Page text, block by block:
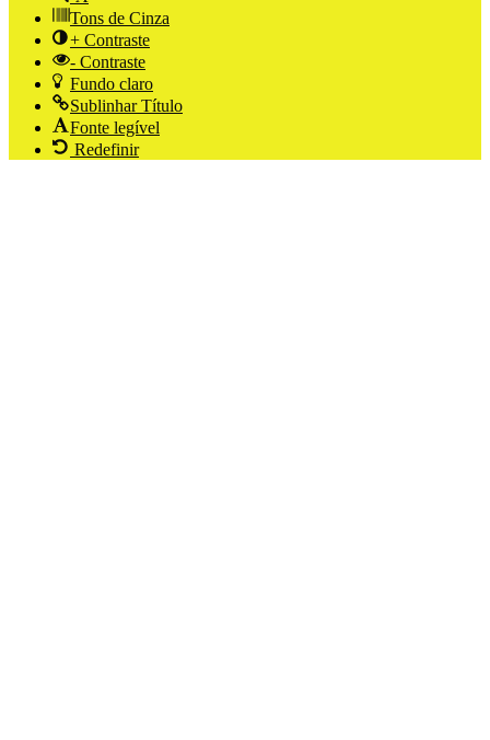
Tons de Cinza
+ Contraste
- Contraste
Fundo claro
Sublinhar Título
Fonte legível
Redefinir